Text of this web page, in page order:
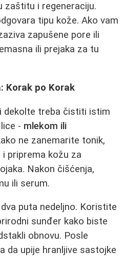
zaštitu i regeneraciju.
tipu kože. Ako vam
zapušene pore ili
ili prejaka za tu
Korak po Korak
dekolte treba čistiti istim
- mlekom ili
ne zanemarite tonik,
priprema kožu za
Nakon čišćenja,
ili serum.
puta nedeljno. Koristite
sunđer kako biste
obnovu. Posle
da upije hranljive sastojke